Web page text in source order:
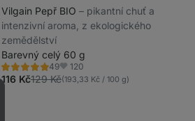
Vilgain Pepř BIO ⁠–⁠ pikantní chuť a
intenzivní aroma, z ekologického
zemědělství
Barevný celý 60 g
49
Hodnocení
5.0/5,
49
Oblíbené
120
116 Kč129 Kč(193,33 Kč / 100 g)